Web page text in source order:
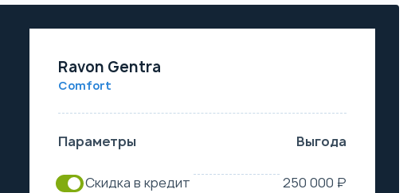
Ravon Gentra
Comfort
Параметры Выгода
Скидка в кредит
250 000 ₽